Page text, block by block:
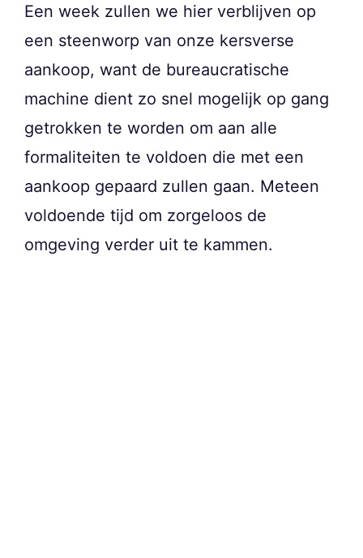
Een week zullen we hier verblijven op
een steenworp van onze kersverse
aankoop, want de bureaucratische
machine dient zo snel mogelijk op gang
getrokken te worden om aan alle
formaliteiten te voldoen die met een
aankoop gepaard zullen gaan. Meteen
voldoende tijd om zorgeloos de
omgeving verder uit te kammen.